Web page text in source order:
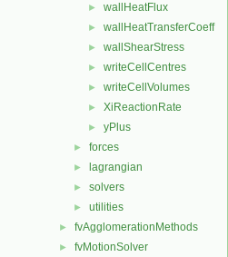
► wallHeatFlux
► wallHeatTransferCoeff
► wallShearStress
► writeCellCentres
► writeCellVolumes
► XiReactionRate
► yPlus
► forces
► lagrangian
► solvers
► utilities
► fvAgglomerationMethods
► fvMotionSolver